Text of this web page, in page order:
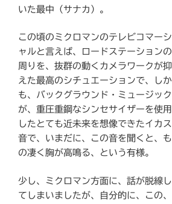
いた最中（サナカ）。
この頃のミクロマンのテレビコマーシ
ャルと言えば、ロードステーションの
周りを、抜群の動くカメラワークが抑
えた最高のシチュエーションで、しか
も、バックグラウンド・ミュージック
が、重圧重鋼なシンセサイザーを使用
したとても近未来を想像できたイカス
音で、いまだに、この音を聞くと、も
の凄く胸が高鳴る、という有様。
少し、ミクロマン方面に、話が脱線し
てしまいましたが、自分的に、この、